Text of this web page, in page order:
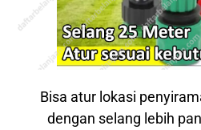
Bisa atur lokasi
dengan selang lebih